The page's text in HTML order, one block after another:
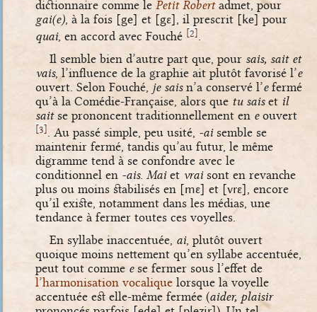
dictionnaire comme le Petit Robertadmet, pour
gai(e), à la fois [ge] et [gɛ] , il prescrit [ke] pour
quai, en accord avec Fouché [2].
Il semble bien d’autre part que, pour sais, sait et
vais, l’influence de la graphie ait plutôt favorisé l’e
ouvert. Selon Fouché, je saisn’a conservé l’efermé
qu’à la Comédie-Française, alors que tu saiset il
saitse prononcent traditionnellement en eouvert
[3]. Au passé simple, peu usité, -aisemble se
maintenir fermé, tandis qu’au futur, le même
digramme tend à se confondre avec le
conditionnel en -ais. Maiet vraisont en revanche
plus ou moins stabilisés en [mɛ] et [vrɛ] , encore
qu’il existe, notamment dans les médias, une
tendance à fermer toutes ces voyelles.
En syllabe inaccentuée, ai, plutôt ouvert
quoique moins nettement qu’en syllabe accentuée,
peut tout comme ese fermer sous l’effet de
l’harmonisation vocalique lorsque la voyelle
accentuée est elle-même fermée (aider, plaisir